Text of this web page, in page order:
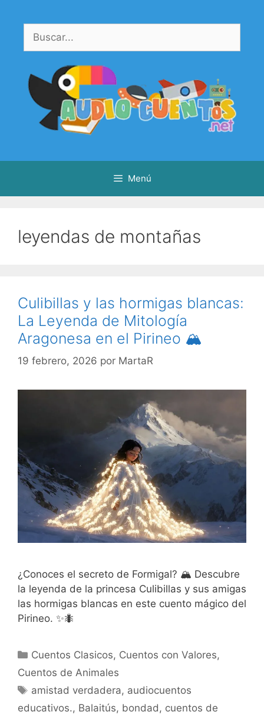
contenido
Buscar:
Menú
leyendas de montañas
Culibillas y las hormigas blancas:
La Leyenda de Mitología
Aragonesa en el Pirineo 🏔️
19 febrero, 2026 por MartaR
¿Conoces el secreto de Formigal? 🏔️ Descubre
la leyenda de la princesa Culibillas y sus amigas
las hormigas blancas en este cuento mágico del
Pirineo. ✨🐜
Categorías
Cuentos Clasicos, Cuentos con Valores,
Cuentos de Animales
Etiquetas
amistad verdadera, audiocuentos
educativos., Balaitús, bondad, cuentos de